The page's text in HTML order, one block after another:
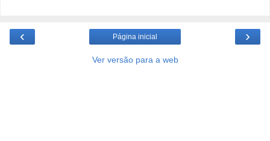
‹ ›
Página inicial
Ver versão para a web